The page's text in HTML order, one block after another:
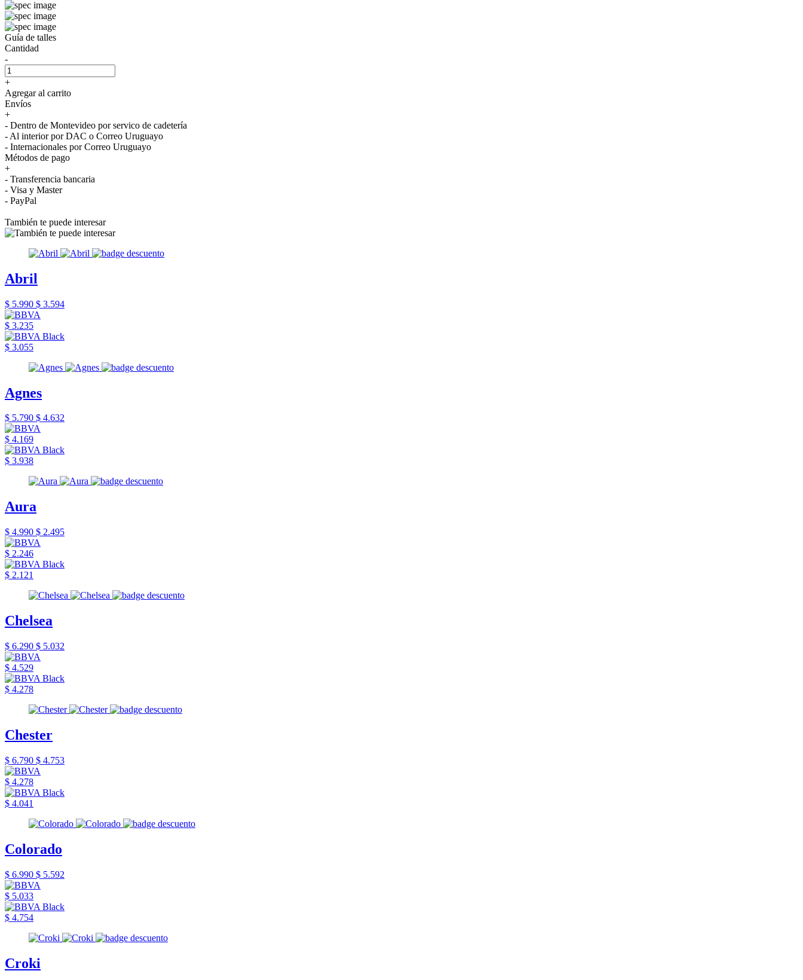
Guía de talles
Cantidad
-
+
Agregar al carrito
Envíos
+
- Dentro de Montevideo por servico de cadetería
- Al interior por DAC o Correo Uruguayo
- Internacionales por Correo Uruguayo
Métodos de pago
+
- Transferencia bancaria
- Visa y Master
- PayPal
También te puede interesar
Abril
$ 5.990 $ 3.594
$ 3.235
$ 3.055
Agnes
$ 5.790 $ 4.632
$ 4.169
$ 3.938
Aura
$ 4.990 $ 2.495
$ 2.246
$ 2.121
Chelsea
$ 6.290 $ 5.032
$ 4.529
$ 4.278
Chester
$ 6.790 $ 4.753
$ 4.278
$ 4.041
Colorado
$ 6.990 $ 5.592
$ 5.033
$ 4.754
Croki